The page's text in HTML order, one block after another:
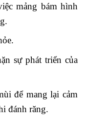
mảng bám hình
sự phát triển của
để mang lại cảm
đánh răng.